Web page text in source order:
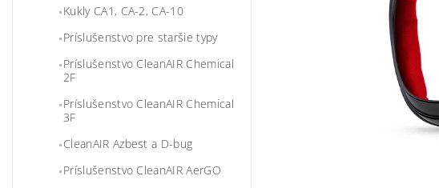
Kukly CA1, CA-2, CA-10
Príslušenstvo pre staršie typy
Príslušenstvo CleanAIR Chemical
2F
Príslušenstvo CleanAIR Chemical
3F
CleanAIR Azbest a D-bug
Príslušenstvo CleanAIR AerGO